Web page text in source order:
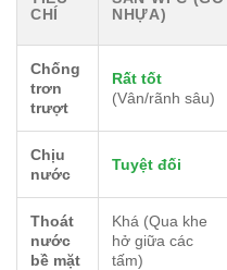
CHÍ
NHỰA)
Chống
trơn
trượt
Rất tốt
(Vân/rãnh sâu)
Chịu
nước
Tuyệt đối
Thoát
nước
bề mặt
Khá (Qua khe
hở giữa các
tấm)